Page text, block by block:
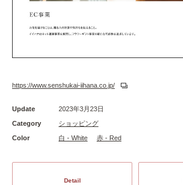
https://www.senshukai-iihana.co.jp/
Update
2023年3月23日
Category
ショッピング
Color
白 - White 赤 - Red
Detail